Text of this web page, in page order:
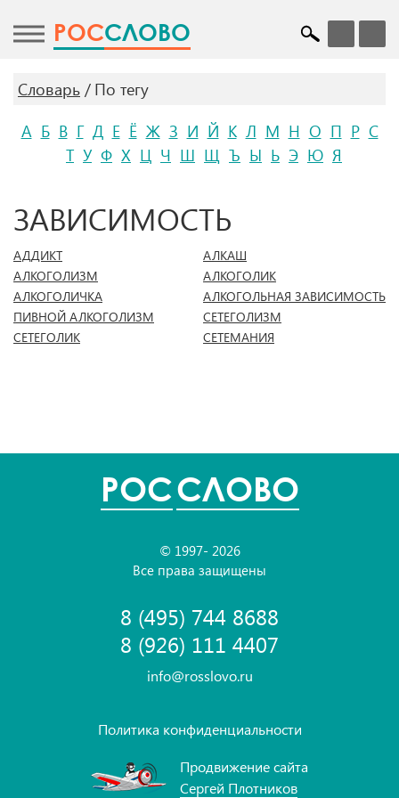
POCСЛОВО
Словарь
По тегу
А Б В Г Д Е Ё Ж З И Й К Л М Н О П Р С
Т У Ф Х Ц Ч Ш Щ Ъ Ы Ь Э Ю Я
ЗАВИСИМОСТЬ
АДДИКТ
АЛКАШ
АЛКОГОЛИЗМ
АЛКОГОЛИК
АЛКОГОЛИЧКА
АЛКОГОЛЬНАЯ ЗАВИСИМОСТЬ
ПИВНОЙ АЛКОГОЛИЗМ
СЕТЕГОЛИЗМ
СЕТЕГОЛИК
СЕТЕМАНИЯ
POCСЛОВО
© 1997- 2026
Все права защищены
8 (495) 744 8688
8 (926) 111 4407
info@rosslovo.ru
Политика конфиденциальности
Продвижение сайта
Сергей Плотников